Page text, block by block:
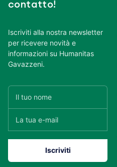
contatto!
Iscriviti alla nostra newsletter
per ricevere novità e
informazioni su Humanitas
Gavazzeni.